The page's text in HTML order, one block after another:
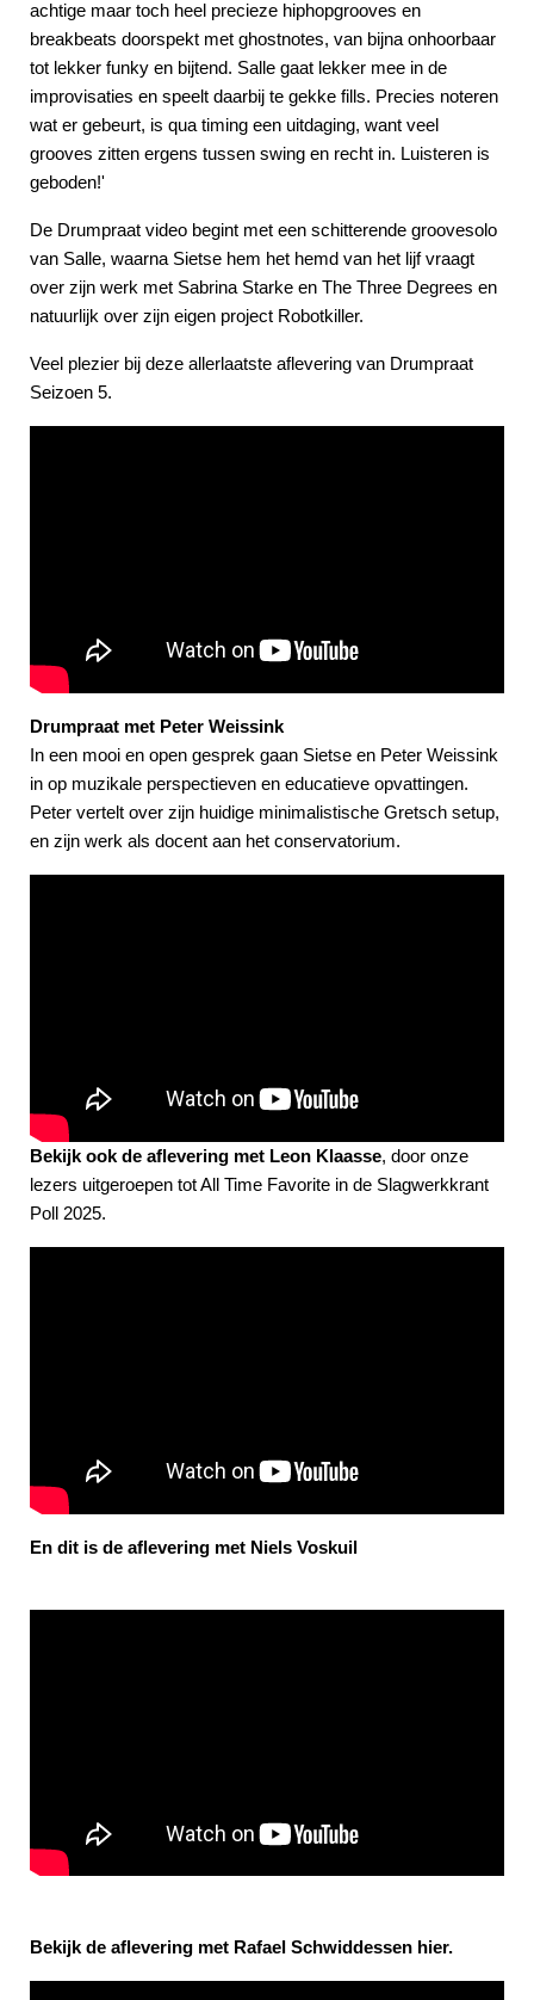
achtige maar toch heel precieze hiphopgrooves en
breakbeats doorspekt met ghostnotes, van bijna onhoorbaar
tot lekker funky en bijtend. Salle gaat lekker mee in de
improvisaties en speelt daarbij te gekke fills. Precies noteren
wat er gebeurt, is qua timing een uitdaging, want veel
grooves zitten ergens tussen swing en recht in. Luisteren is
geboden!'
De Drumpraat video begint met een schitterende groovesolo
van Salle, waarna Sietse hem het hemd van het lijf vraagt
over zijn werk met Sabrina Starke en The Three Degrees en
natuurlijk over zijn eigen project Robotkiller.
Veel plezier bij deze allerlaatste aflevering van Drumpraat
Seizoen 5.
Drumpraat met Peter Weissink
In een mooi en open gesprek gaan Sietse en Peter Weissink
in op muzikale perspectieven en educatieve opvattingen.
Peter vertelt over zijn huidige minimalistische Gretsch setup,
en zijn werk als docent aan het conservatorium.
Bekijk ook de aflevering met Leon Klaasse, door onze
lezers uitgeroepen tot All Time Favorite in de Slagwerkkrant
Poll 2025.
En dit is de aflevering met Niels Voskuil
Bekijk de aflevering met Rafael Schwiddessen hier.